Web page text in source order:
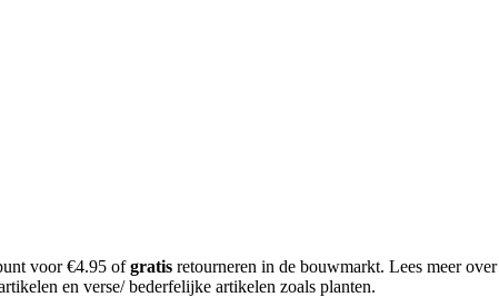
voor €4.95 ofgratis retourneren in de bouwmarkt. Lees meer over
en verse/ bederfelijke artikelen zoals planten.